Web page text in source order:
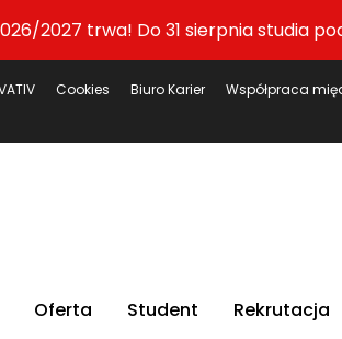
2027 trwa! Do 31 sierpnia studia
Cookies Biuro Karier Współpraca
Oferta Student Rekrutacja